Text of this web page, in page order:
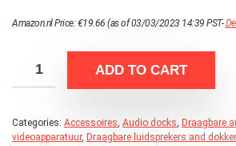
Amazon.nl Price:€19.66 (as of 03/03/2023 14:39 PST-
ADD TO CART
Categories: Accessoires, Audio docks, Draagbare
videoapparatuur, Draagbare luidsprekers and